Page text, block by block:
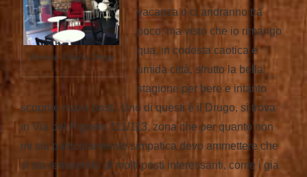
Birreria Vineria Drugo
vacanza o ci andranno tra
poco, ma visto che io rimango
qua, in codesta caotica e
umida città, sfrutto la bella
stagione per bere e intanto
scoprire nuovi posti. Uno di questi è il Drugo, si trova
in Via del Pigneto 111/113, zona che per quanto non
mi sia particolarmente simpatica devo ammettere che
si sta rempiendo di molti posti interessanti, come i gia